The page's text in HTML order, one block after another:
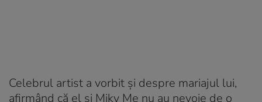
Celebrul artist a vorbit și despre mariajul lui,
afirmând că el și Miky Me nu au nevoie de o